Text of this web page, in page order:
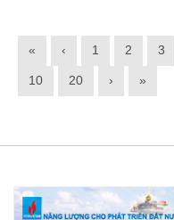
« ‹ 1 2 3
10 20 › »